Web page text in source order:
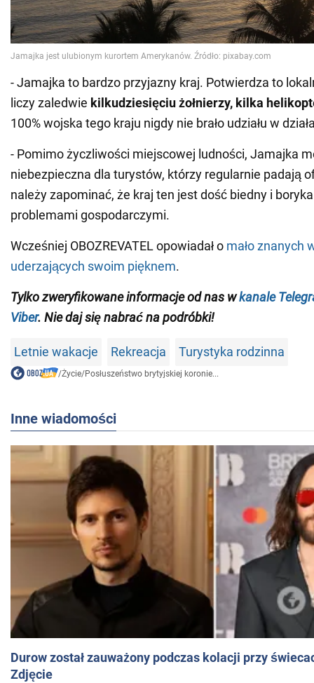
- Jamajka to bardzo przyjazny kraj. Potwierdza to
liczy zaledwie kilkudziesięciu żołnierzy, kilka
100% wojska tego kraju nigdy nie brało udziału w
- Pomimo życzliwości miejscowej ludności, Jamajka
niebezpieczna dla turystów, którzy regularnie padają
należy zapominać, że kraj ten jest dość biedny i
problemami gospodarczymi.
Wcześniej OBOZREVATEL opowiadał o mało znanych
uderzających swoim pięknem.
Tylko zweryfikowane informacje od nas wkanale
Viber. Nie daj się nabrać na podróbki!
Letnie wakacje Rekreacja Turystyka rodzinna
/Życie/Posłuszeństwo brytyjskiej koronie...
Inne wiadomości
Durow został zauważony podczas kolacji przy
Zdjęcie